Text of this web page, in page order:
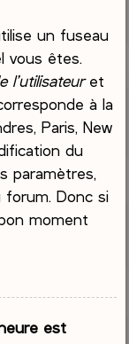
un fuseau
vous êtes.
l’utilisateuret
à la
Paris, New
du
paramètres,
forum. Donc si
moment
est